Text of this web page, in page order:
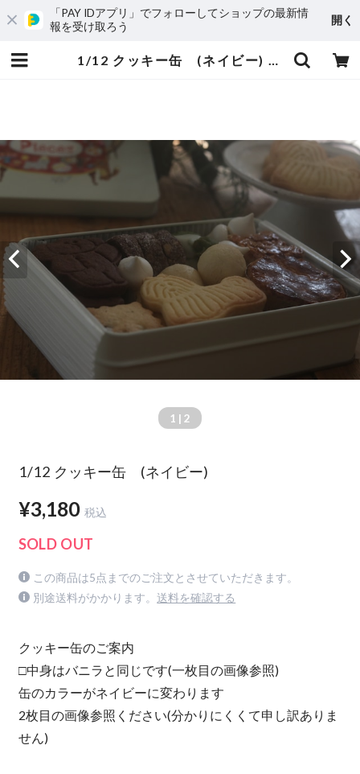
「PAY IDアプリ」でフォローしてショップの最新情
報を受け取ろう
開く
1/12 クッキー缶 (ネイビー) | pieces 焼き菓子とコーヒーのお店
1 | 2
1/12 クッキー缶 (ネイビー)
¥3,180 税込
SOLD OUT
この商品は5点までのご注文とさせていただきます。
別途送料がかかります。 送料を確認する
クッキー缶のご案内
□中身はバニラと同じです(一枚目の画像参照)
缶のカラーがネイビーに変わります
2枚目の画像参照ください(分かりにくくて申し訳ありま
せん)